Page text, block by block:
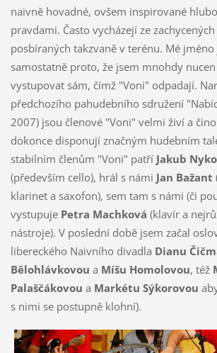
naivně hovadné, ovšem inspirované
pravdami. Často vycházejí ze
posbíraných takzvaně v terénu. Mé
samostatně proto, že jsem mnohdy
vystupovat sám, čímž "Voni" odpadají.
předchozího pahudebního sdružení
2007) jsou členové "Voni" velmi živí a
dokonce disponují značným hudebním
stabilním členům "Voni" patří Jakub
(především cello), hrál s námi Jan Bažant
klarinet a saxofon), sem tam s námi (či
vystupuje Petra Machková (klavír a
nástroje). V poslední době jsem začal
libereckého Naivního divadla Dianu
Bělohlávkovou a Míšu Homolovou, též
Palaščákovou a Markétu Sýkorovou
s nimi se postupně klohní).